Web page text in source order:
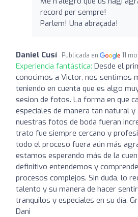
record per sempre!
Parlem! Una abraçada!
Daniel Cusí Publicada en 11
Experiencia fantástica: Desde el
conocimos a Victor, nos sentimos
teniendo en cuenta que es algo
sesion de fotos. La forma en que
especiales de manera tan natural
nuestras fotos de boda fueran
trato fue siempre cercano y
todo el proceso fuera aún más
estamos esperando más de la
definitivo entendemos y
procesos complejos. Sin duda, lo
talento y su manera de hacer
tranquilos y especiales en su día.
Dani